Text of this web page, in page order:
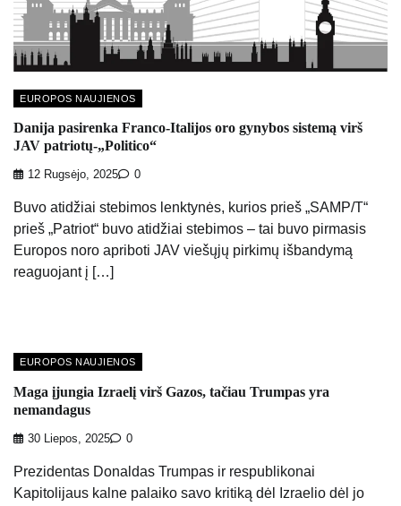
EUROPOS NAUJIENOS
Danija pasirenka Franco-Italijos oro gynybos sistemą virš
JAV patriotų-„Politico“
12 Rugsėjo, 2025 0
Buvo atidžiai stebimos lenktynės, kurios prieš „SAMP/T“
prieš „Patriot“ buvo atidžiai stebimos – tai buvo pirmasis
Europos noro apriboti JAV viešųjų pirkimų išbandymą
reaguojant į […]
EUROPOS NAUJIENOS
Maga įjungia Izraelį virš Gazos, tačiau Trumpas yra
nemandagus
30 Liepos, 2025 0
Prezidentas Donaldas Trumpas ir respublikonai
Kapitolijaus kalne palaiko savo kritiką dėl Izraelio dėl jo